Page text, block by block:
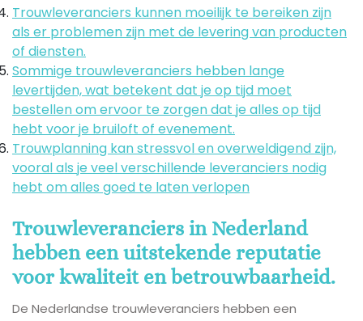
Trouwleveranciers kunnen moeilijk te bereiken zijn
als er problemen zijn met de levering van producten
of diensten.
Sommige trouwleveranciers hebben lange
levertijden, wat betekent dat je op tijd moet
bestellen om ervoor te zorgen dat je alles op tijd
hebt voor je bruiloft of evenement.
Trouwplanning kan stressvol en overweldigend zijn,
vooral als je veel verschillende leveranciers nodig
hebt om alles goed te laten verlopen
Trouwleveranciers in Nederland
hebben een uitstekende reputatie
voor kwaliteit en betrouwbaarheid.
De Nederlandse trouwleveranciers hebben een